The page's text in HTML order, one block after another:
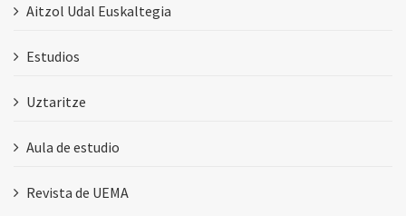
Aitzol Udal Euskaltegia
Estudios
Uztaritze
Aula de estudio
Revista de UEMA